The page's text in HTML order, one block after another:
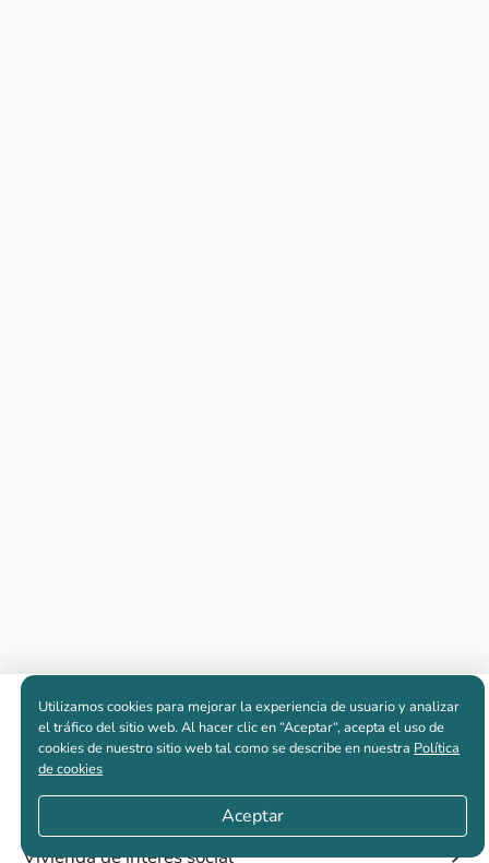
Apartamentos nuevos
Casas nuevas en venta
Vivienda de interés social
Utilizamos cookies para mejorar la experiencia de usuario y analizar
el tráfico del sitio web. Al hacer clic en “Aceptar“, acepta el uso de
cookies de nuestro sitio web tal como se describe en nuestra Política
de cookies
Aceptar